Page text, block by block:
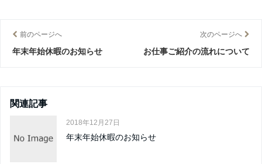
前のページへ
年末年始休暇のお知らせ
次のページへ
お仕事ご紹介の流れについて
関連記事
2018年12月27日
年末年始休暇のお知らせ